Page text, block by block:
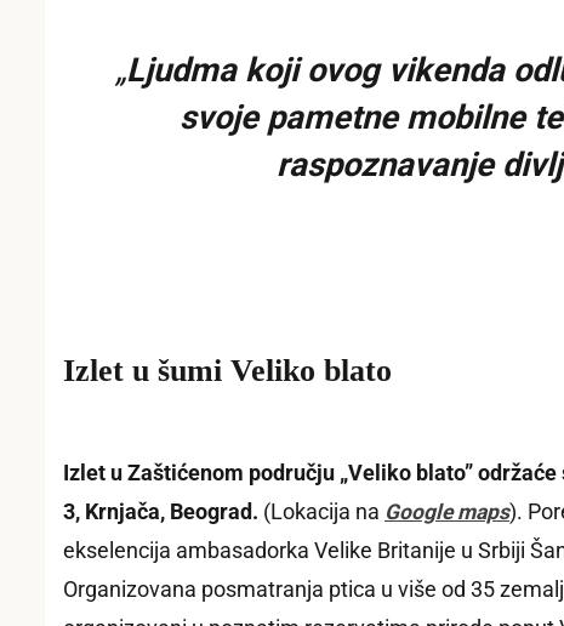
„Ljudma koji ovog vikenda
svoje pametne mobilne
raspoznavanje
Izlet u šumi Veliko blato
Izlet u Zaštićenom području „Veliko blato”
3, Krnjača, Beograd. (Lokacija na Google maps).
ekselencija ambasadorka Velike Britanije u Srbiji
Organizovana posmatranja ptica u više od 35